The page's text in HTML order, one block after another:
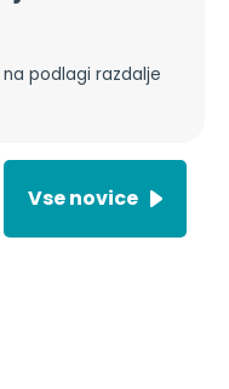
Vse novice
podlagi razdalje